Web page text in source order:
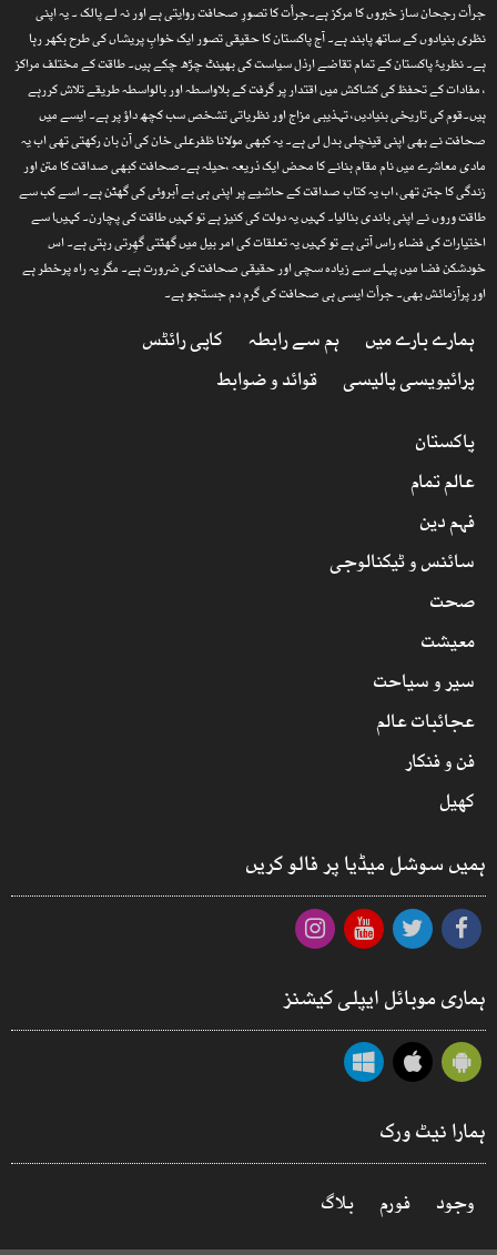
جرأت رجحان ساز خبروں کا مرکز ہے۔جرأت کا تصورِ صحافت روایتی ہے اور نہ لے پالک ۔ یہ اپنی
نظری بنیادوں کے ساتھ پابند ہے۔ آج پاکستان کا حقیقی تصور ایک خوابِ پریشاں کی طرح بکھر رہا
ہے۔ نظریۂ پاکستان کے تمام تقاضے ارذل سیاست کی بھینٹ چڑھ چکے ہیں۔ طاقت کے مختلف مراکز
، مفادات کے تحفظ کی کشاکش میں اقتدار پر گرفت کے بلاواسطہ اور بالواسطہ طریقے تلاش کررہے
ہیں۔قوم کی تاریخی بنیادیں، تہذیبی مزاج اور نظریاتی تشخص سب کچھ داؤ پر ہے۔ ایسے میں
صحافت نے بھی اپنی قینچلی بدل لی ہے۔ یہ کبھی مولانا ظفرعلی خان کی آن بان رکھتی تھی اب یہ
مادی معاشرے میں نام مقام بنانے کا محض ایک ذریعہ ،حیلہ ہے۔صحافت کبھی صداقت کا متن اور
زندگی کا جتن تھی، اب یہ کتاب صداقت کے حاشیے پر اپنی ہی بے آبروئی کی گھٹن ہے۔ اسے کب سے
طاقت وروں نے اپنی باندی بنالیا۔ کہیں یہ دولت کی کنیز ہے تو کہیں طاقت کی پچارن۔ کہیںا سے
اختیارات کی فضاء راس آتی ہے تو کہیں یہ تعلقات کی امر بیل میں گھٹتی گھِرتی رہتی ہے۔ اس
خودشکن فضا میں پہلے سے زیادہ سچی اور حقیقی صحافت کی ضرورت ہے۔ مگر یہ راہ پرخطر ہے
اور پرآزمائش بھی۔ جرأت ایسی ہی صحافت کی گرم دم جستجو ہے۔
ہمارے بارے میں ہم سے رابطہ
کاپی رائٹس
پرائیویسی پالیسی
قوائد و ضوابط
پاکستان
عالم تمام
فہم دین
سائنس و ٹیکنالوجی
صحت
معیشت
سیر و سیاحت
عجائبات عالم
فن و فنکار
کھیل
ہمیں سوشل میڈیا پر فالو کریں
ہماری موبائل ایپلی کیشنز
ہمارا نیٹ ورک
وجود فورم بلاگ